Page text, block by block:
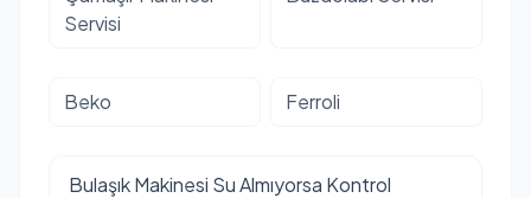
Servisi
Beko Ferroli
Bulaşık Makinesi Su Almıyorsa Kontrol